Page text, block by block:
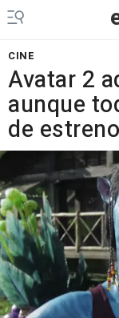
CINE
Avatar 2
aunque
de estreno